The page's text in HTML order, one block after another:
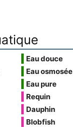
Eau douce
Eau osmosée
Eau pure
Requin
Dauphin
Blobfish